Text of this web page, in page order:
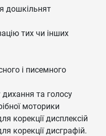
дошкільнят
тих чи інших
і писемного
та голосу
моторики
корекції дисплексій
корекції дисграфій.